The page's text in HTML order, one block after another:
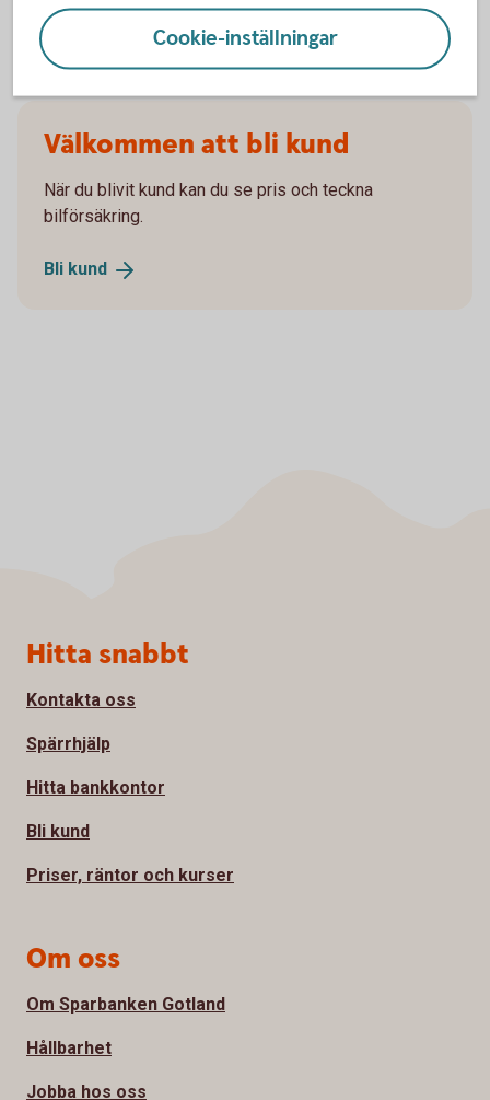
Vilka bilar har en vagnskadegaranti?
Välkommen att bli kund
När du blivit kund kan du se pris och teckna
bilförsäkring.
Bli kund
Cookie-inställningar
Sidfot
Hitta snabbt
Kontakta oss
Spärrhjälp
Hitta bankkontor
Bli kund
Priser, räntor och kurser
Om oss
Om Sparbanken Gotland
Hållbarhet
Jobba hos oss